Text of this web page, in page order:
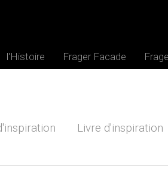
l'Histoire Frager Facade
Livre d'inspiration